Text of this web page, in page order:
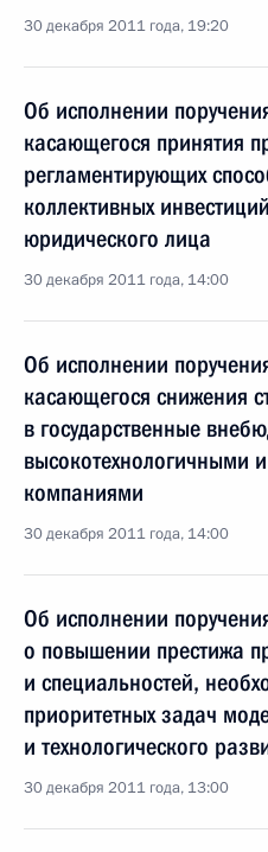
30 декабря 2011 года, 19:20
Об исполнении
касающегося принятия
регламентирующих
коллективных
юридического лица
30 декабря 2011 года, 14:00
Об исполнении
касающегося снижения
в государственные
высокотехнологичными
компаниями
30 декабря 2011 года, 14:00
Об исполнении
о повышении престижа
и специальностей,
приоритетных задач
и технологического
30 декабря 2011 года, 13:00